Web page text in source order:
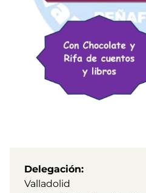
Delegación
Valladolid